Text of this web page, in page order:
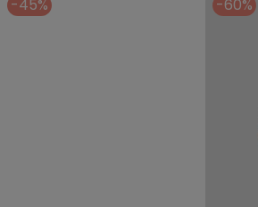
-45% -60%